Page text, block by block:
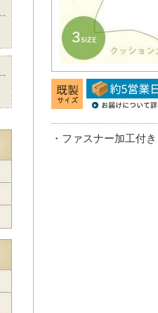
・ファスナー加工付き